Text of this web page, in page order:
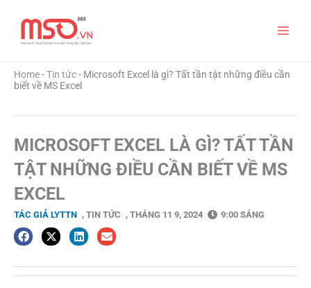
dung
Menu
Home-Tin tức- Microsoft Excel là gì? Tất tần tật những điều cần
biết về MS Excel
MICROSOFT EXCEL LÀ GÌ? TẤT TẦN
TẬT NHỮNG ĐIỀU CẦN BIẾT VỀ MS
EXCEL
TÁC GIẢ LYTTN , TIN TỨC , THÁNG 11 9, 2024 9:00 SÁNG